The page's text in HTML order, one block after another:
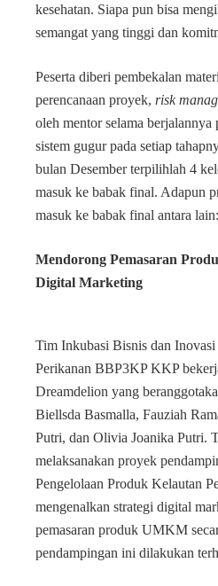
kesehatan. Siapa pun bisa
semangat yang tinggi dan
Peserta diberi pembekalan
perencanaan proyek, risk
oleh mentor selama berjalannya
sistem gugur pada setiap
bulan Desember terpilihlah 4
masuk ke babak final. Adapun
masuk ke babak final antara lain:
Mendorong Pemasaran
Digital Marketing
Tim Inkubasi Bisnis dan
Perikanan BBP3KP KKP
Dreamdelion yang
Biellsda Basmalla, Fauziah
Putri, dan Olivia Joanika Putri.
melaksanakan proyek
Pengelolaan Produk Kelautan
mengenalkan strategi digital
pemasaran produk UMKM
pendampingan ini dilakukan